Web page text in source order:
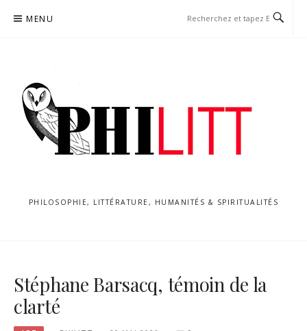
MENU
PHILOSOPHIE, LITTÉRATURE, HUMANITÉS & SPIRITUALITÉS
Stéphane Barsacq, témoin de la
clarté